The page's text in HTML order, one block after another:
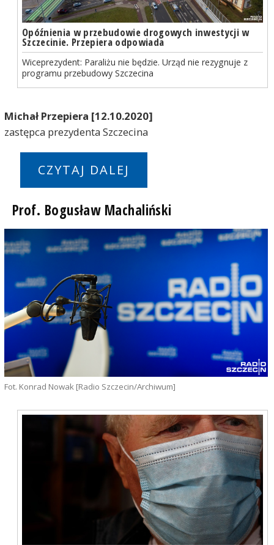
Opóźnienia w przebudowie drogowych inwestycji w
Szczecinie. Przepiera odpowiada
Wiceprezydent: Paraliżu nie będzie. Urząd nie rezygnuje z
programu przebudowy Szczecina
Michał Przepiera [12.10.2020]
zastępca prezydenta Szczecina
CZYTAJ DALEJ
Prof. Bogusław Machaliński
Fot. Konrad Nowak [Radio Szczecin/Archiwum]